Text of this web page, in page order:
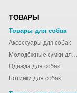
ТОВАРЫ
Товары для собак
Аксессуары для собак
Молодёжные сумки для девушек
Одежда для собак
Ботинки для собак